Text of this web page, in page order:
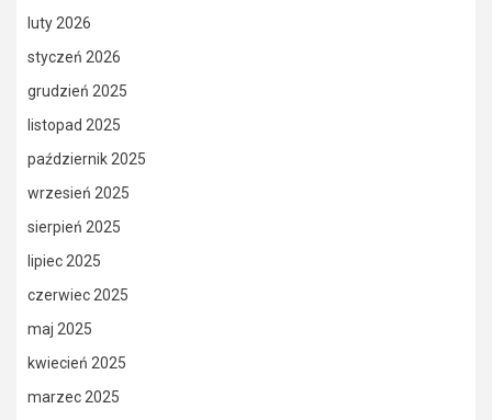
luty 2026
styczeń 2026
grudzień 2025
listopad 2025
październik 2025
wrzesień 2025
sierpień 2025
lipiec 2025
czerwiec 2025
maj 2025
kwiecień 2025
marzec 2025